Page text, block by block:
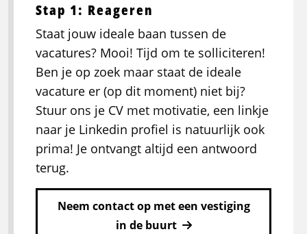
Stap 1: Reageren
Staat jouw ideale baan tussen de
vacatures? Mooi! Tijd om te solliciteren!
Ben je op zoek maar staat de ideale
vacature er (op dit moment) niet bij?
Stuur ons je CV met motivatie, een linkje
naar je Linkedin profiel is natuurlijk ook
prima! Je ontvangt altijd een antwoord
terug.
Neem contact op met een vestiging
in de buurt